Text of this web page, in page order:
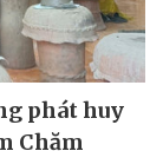
phát huy
Chăm